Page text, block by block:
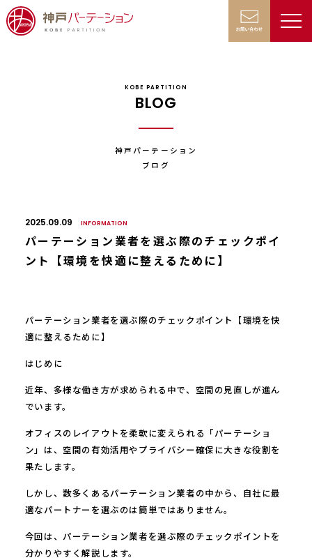
KOBE PARTITION
BLOG
神戸パーテーション
ブログ
2025.09.09 INFORMATION
パーテーション業者を選ぶ際のチェックポイ
ント【環境を快適に整えるために】
パーテーション業者を選ぶ際のチェックポイント【環境を快
適に整えるために】
はじめに
近年、多様な働き方が求められる中で、空間の見直しが進ん
でいます。
オフィスのレイアウトを柔軟に変えられる「パーテーショ
ン」は、空間の有効活用やプライバシー確保に大きな役割を
果たします。
しかし、数多くあるパーテーション業者の中から、自社に最
適なパートナーを選ぶのは簡単ではありません。
今回は、パーテーション業者を選ぶ際のチェックポイントを
分かりやすく解説します。